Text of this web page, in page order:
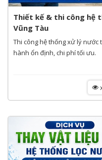
Thiết kế & thi công hệ
Vũng Tàu
Thi công hệ thống xử lý nước
hành ổn định, chi phí tối ưu.